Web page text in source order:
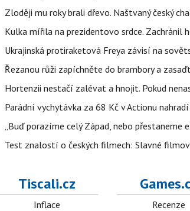
Zloději mu roky brali dřevo. Naštvaný český
Kulka mířila na prezidentovo srdce. Zachránil
Ukrajinská protiraketová Freya závisí na
Řezanou růži zapíchněte do brambory a
Hortenzii nestačí zalévat a hnojit. Pokud
Parádní vychytávka za 68 Kč v Actionu
„Buď porazíme celý Západ, nebo přestaneme
Test znalostí o českých filmech: Slavné
Tiscali.cz
Inflace
Recenze